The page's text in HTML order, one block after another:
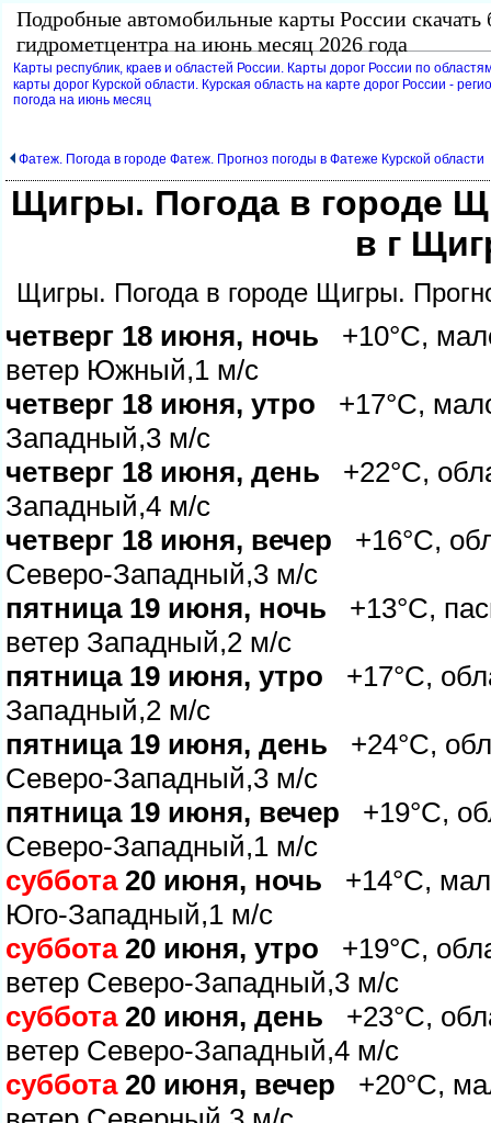
Подробные автомобильные карты России скачать
идрометцентра на июнь месяц 2026 года
Карты республик, краев и областей России. Карты дорог России по
карты дорог Курской области. Курская область на карте дорог России -
погода на июнь месяц
Фатеж. Погода в городе Фатеж. Прогноз погоды в Фатеже Курской области
Щигры. Погода в городе
Щигры. Погода в городе Щигры.
четверг 18 июня, ночь +10°C,
етер Южный,1 м/с
четверг 18 июня, утро +17°C,
Западный,3 м/с
четверг 18 июня, день +22°C,
Западный,4 м/с
четверг 18 июня, вечер +16°C,
Северо-Западный,3 м/с
пятница 19 июня, ночь +13°C,
етер Западный,2 м/с
пятница 19 июня, утро +17°C,
Западный,2 м/с
пятница 19 июня, день +24°C,
Северо-Западный,3 м/с
пятница 19 июня, вечер +19°C,
Северо-Западный,1 м/с
суббота20 июня, ночь +14°C,
Юго-Западный,1 м/с
суббота20 июня, утро +19°C,
етер Северо-Западный,3 м/с
суббота20 июня, день +23°C,
етер Северо-Западный,4 м/с
суббота20 июня, вечер +20°C,